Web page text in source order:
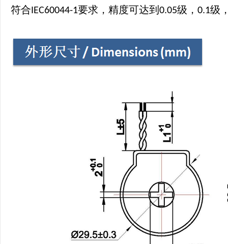
符合IEC60044-1要求，精度可达到 0.05级， 0.1级